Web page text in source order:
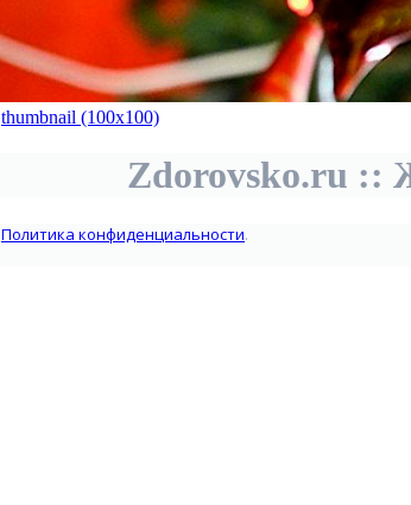
thumbnail (100x100)
Zdorovsko.ru ::
Политика конфиденциальности.